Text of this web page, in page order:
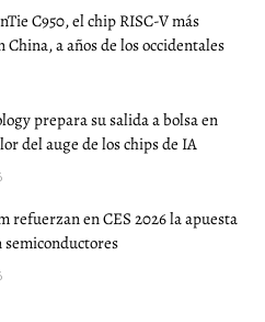
C950, el chip RISC-V más
China, a años de los occidentales
prepara su salida a bolsa en
del auge de los chips de IA
refuerzan en CES 2026 la apuesta
semiconductores